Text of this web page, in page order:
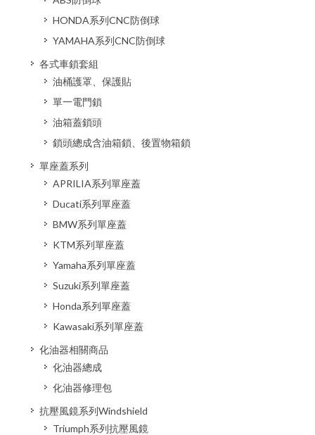
HONDA系列CNC防倒球
YAMAHA系列CNC防倒球
各式車鎖套組
油桶護罩、保護貼
單一電門鎖
油箱蓋鎖頭
鎖頭總成含油箱鎖、後置物箱鎖
單座蓋系列
APRILIA系列單座蓋
Ducati系列單座蓋
BMW系列單座蓋
KTM系列單座蓋
Yamaha系列單座蓋
Suzuki系列單座蓋
Honda系列單座蓋
Kawasaki系列單座蓋
化油器相關商品
化油器總成
化油器修理包
抗壓風鏡系列Windshield
Triumph系列抗壓風鏡